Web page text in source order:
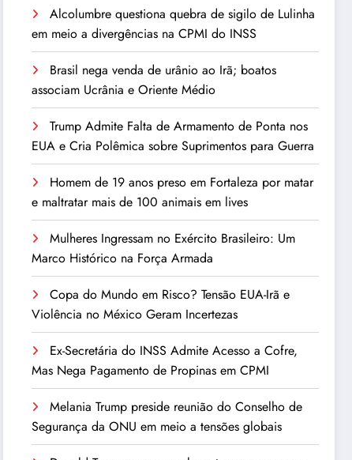
Alcolumbre questiona quebra de sigilo de Lulinha
em meio a divergências na CPMI do INSS
Brasil nega venda de urânio ao Irã; boatos
associam Ucrânia e Oriente Médio
Trump Admite Falta de Armamento de Ponta nos
EUA e Cria Polêmica sobre Suprimentos para Guerra
Homem de 19 anos preso em Fortaleza por matar
e maltratar mais de 100 animais em lives
Mulheres Ingressam no Exército Brasileiro: Um
Marco Histórico na Força Armada
Copa do Mundo em Risco? Tensão EUA-Irã e
Violência no México Geram Incertezas
Ex-Secretária do INSS Admite Acesso a Cofre,
Mas Nega Pagamento de Propinas em CPMI
Melania Trump preside reunião do Conselho de
Segurança da ONU em meio a tensões globais